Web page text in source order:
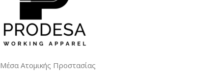
Μέσα Ατομικής Προστασίας